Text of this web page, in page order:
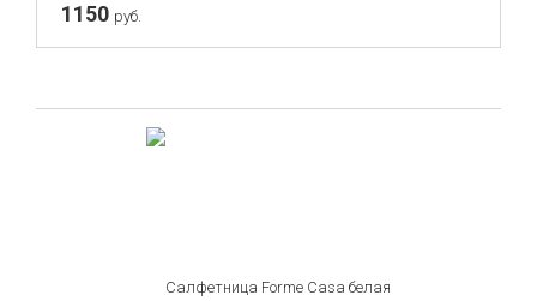
1150 руб.